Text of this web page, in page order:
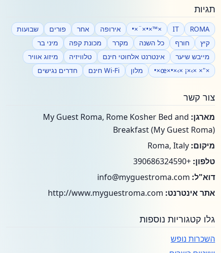
תגיות
ROMA
IT
×™×•×¨×• אירופה אחר פורים
שבועות
קיץ
חורף כל השנה מקרר מכונת קפה
מיני בר
מייבש שיער
אינטרנט אלחוטי חינם טלוויזיה
מיזוג אוויר
×"× ×›×¡ ×›×•×œ×•
מלון Wi-Fi חינם חדרים נגישים
צור קשר
מארגן: My Guest Roma, Rome Kosher Bed and
Breakfast (My Guest Roma)
מיקום:
טלפון: +390686324590
דוא"ל: info@myguestroma.com
אתר אינטרנט:
גלו קטגוריות נוספות
השכרות נופש